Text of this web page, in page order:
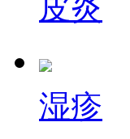
皮炎
湿疹